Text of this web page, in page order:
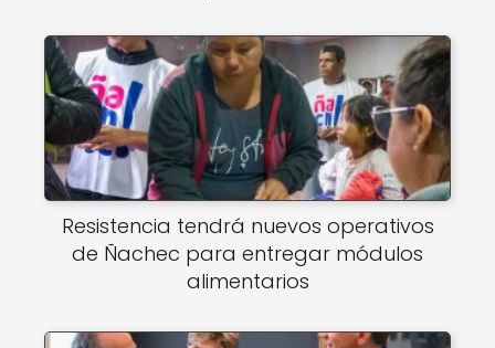
Resistencia tendrá nuevos operativos
de Ñachec para entregar módulos
alimentarios